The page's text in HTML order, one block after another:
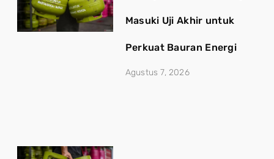
Masuki Uji Akhir untuk
Perkuat Bauran Energi
Agustus 7, 2026